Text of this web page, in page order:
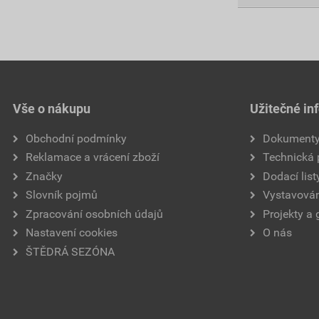
Vše o nákupu
Obchodní podmínky
Reklamace a vrácení zboží
Značky
Slovník pojmů
Zpracování osobních údajů
Nastavení cookies
ŠTĚDRÁ SEZÓNA
Užitečné
Dokumenty
Technická
Dodací
Projekty a
O nás